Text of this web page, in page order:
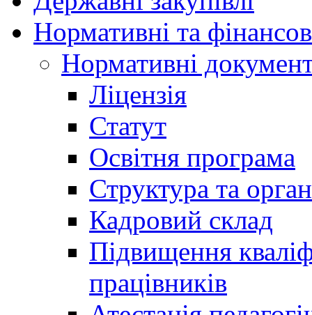
Нормативні та
Нормативні
Ліцензія
Статут
Освітня програма
Структура та
Кадровий склад
Підвищення
працівників